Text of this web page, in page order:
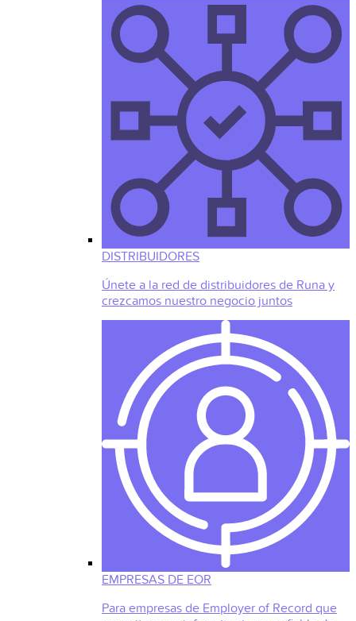
DISTRIBUIDORES
Únete a la red de distribuidores de Runa y
crezcamos nuestro negocio juntos
EMPRESAS DE EOR
Para empresas de Employer of Record que